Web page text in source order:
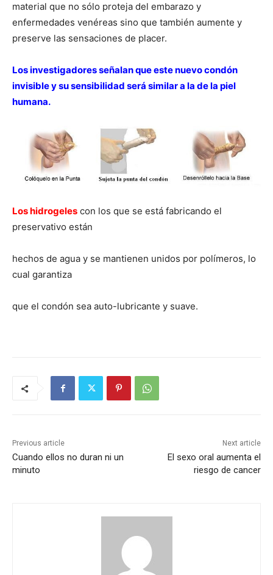
material que no sólo proteja del embarazo y
enfermedades venéreas sino que también aumente y
preserve las sensaciones de placer.
Los investigadores señalan que este nuevo condón
invisible y su sensibilidad será similar a la de la piel
humana.
Los hidrogeles con los que se está fabricando el
preservativo están
hechos de agua y se mantienen unidos por polímeros, lo
cual garantiza
que el condón sea auto-lubricante y suave.
Previous article
Cuando ellos no duran ni un
minuto
Next article
El sexo oral aumenta el
riesgo de cancer